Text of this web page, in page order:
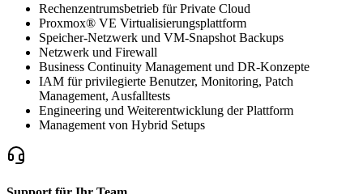
Rechenzentrumsbetrieb für Private Cloud
Proxmox® VE Virtualisierungsplattform
Speicher-Netzwerk und VM-Snapshot Backups
Netzwerk und Firewall
Business Continuity Management und DR-Konzepte
IAM für privilegierte Benutzer, Monitoring, Patch
Management, Ausfalltests
Engineering und Weiterentwicklung der Plattform
Management von Hybrid Setups